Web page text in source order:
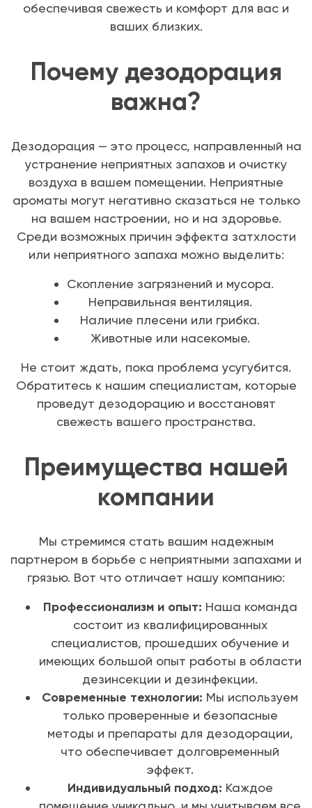
обеспечивая свежесть и комфорт для вас и
ваших близких.
Почему дезодорация
важна?
Дезодорация — это процесс, направленный на
устранение неприятных запахов и очистку
воздуха в вашем помещении. Неприятные
ароматы могут негативно сказаться не только
на вашем настроении, но и на здоровье.
Среди возможных причин эффекта затхлости
или неприятного запаха можно выделить:
Скопление загрязнений и мусора.
Неправильная вентиляция.
Наличие плесени или грибка.
Животные или насекомые.
Не стоит ждать, пока проблема усугубится.
Обратитесь к нашим специалистам, которые
проведут дезодорацию и восстановят
свежесть вашего пространства.
Преимущества нашей
компании
Мы стремимся стать вашим надежным
партнером в борьбе с неприятными запахами и
грязью. Вот что отличает нашу компанию:
Профессионализм и опыт: Наша команда
состоит из квалифицированных
специалистов, прошедших обучение и
имеющих большой опыт работы в области
дезинсекции и дезинфекции.
Современные технологии: Мы используем
только проверенные и безопасные
методы и препараты для дезодорации,
что обеспечивает долговременный
эффект.
Индивидуальный подход: Каждое